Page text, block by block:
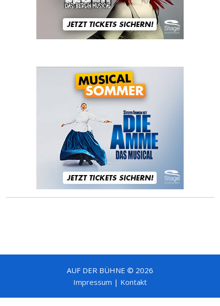
AUF DER BÜHNE © 2026
Impressum | Kontakt